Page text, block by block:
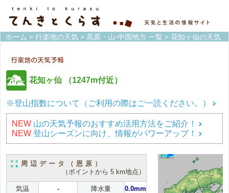
ホーム > 行楽地の天気 > 高原・山-中国地方 一覧 > 花知ヶ仙の天気
花知ヶ仙 （1247m付近）
※登山指数について（ご利用の際はご一読ください。）
NEW 山の天気予報のおすすめ活用方法をご紹介！
NEW 登山シーズンに向け、情報がパワーアップ！
周辺データ（恩原）
（ポイントから 5 km地点）
気温 - 降水量
0.0mm